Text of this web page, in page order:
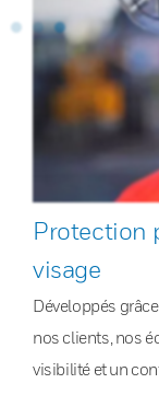
Protection
visage
Développés
nos clients, nos
visibilité et un